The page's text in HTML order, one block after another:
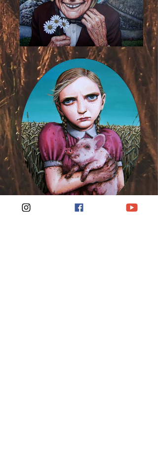
艺术 |哈维尔·奥尔特加 |西雅图最具影响力的艺术家之一